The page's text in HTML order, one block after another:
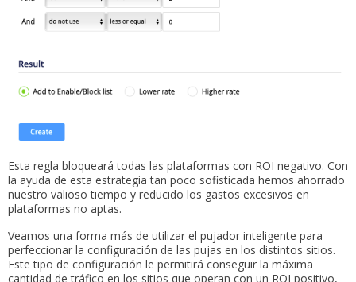
Esta regla bloqueará todas las plataformas con ROI negativo. Con
la ayuda de esta estrategia tan poco sofisticada hemos ahorrado
nuestro valioso tiempo y reducido los gastos excesivos en
plataformas no aptas.
Veamos una forma más de utilizar el pujador inteligente para
perfeccionar la configuración de las pujas en los distintos sitios.
Este tipo de configuración le permitirá conseguir la máxima
cantidad de tráfico en los sitios que operan con un ROI positivo,